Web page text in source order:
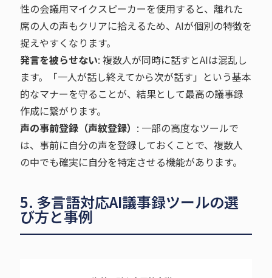
性の会議用マイクスピーカーを使用すると、離れた
席の人の声もクリアに拾えるため、AIが個別の特徴を
捉えやすくなります。
発言を被らせない: 複数人が同時に話すとAIは混乱し
ます。「一人が話し終えてから次が話す」という基本
的なマナーを守ることが、結果として最高の議事録
作成に繋がります。
声の事前登録（声紋登録） : 一部の高度なツールで
は、事前に自分の声を登録しておくことで、複数人
の中でも確実に自分を特定させる機能があります。
5. 多言語対応AI議事録ツールの選
び方と事例